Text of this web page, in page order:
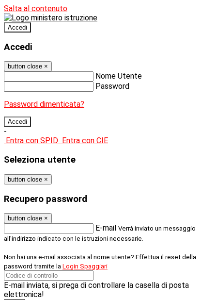
Salta al contenuto
Accedi
Accedi
button close ×
Nome Utente
Password
Password dimenticata?
-
Entra con SPID Entra con CIE
Seleziona utente
button close ×
Recupero password
button close ×
E-mail Verrà inviato un messaggio
all'indirizzo indicato con le istruzioni necessarie.
Non hai una e-mail associata al nome utente? Effettua il reset della
password tramite la Login Spaggiari
E-mail inviata, si prega di controllare la casella di posta
elettronica!